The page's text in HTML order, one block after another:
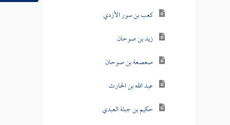
كعب بن سور الأزدي
زيد بن صوحان
صعصعة بن صوحان
عبد الله بن الحارث
حكيم بن جبلة العبدي